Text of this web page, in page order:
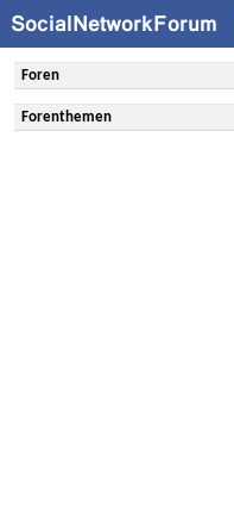
Foren
Forenthemen